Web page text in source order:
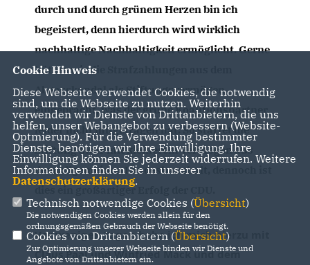
durch und durch grünem Herzen bin ich
begeistert, denn hierdurch wird wirklich
nachhaltige Nachhaltigkeit ermöglicht. Gerne
hätten wir die Strafzahlungen aus dem
Abgasskandal als Stiftungsvermögen
eingebracht, was der grüne Koalitionspartner
leider nicht mitgetragen hat. So startet die
Stiftung zwar mit kleinerem Vermögen aus
dem allgemeinen Landeshaushalt, dennoch ist
dies ein großartiger Erfolg der CDU.
Vor wenigen Tagen habe ich mich hierzu mit
Claus Paal und Winfried Mack und dem
Cookie Hinweis
Diese Webseite verwendet Cookies, die notwendig
sind, um die Webseite zu nutzen. Weiterhin
verwenden wir Dienste von Drittanbietern, die uns
helfen, unser Webangebot zu verbessern (Website-
Optmierung). Für die Verwendung bestimmter
Dienste, benötigen wir Ihre Einwilligung. Ihre
Einwilligung können Sie jederzeit widerrufen. Weitere
Informationen finden Sie in unserer
Datenschutzerklärung.
Technisch notwendige Cookies (Übersicht)
Die notwendigen Cookies werden allein für den
ordnungsgemäßen Gebrauch der Webseite benötigt.
Cookies von Drittanbietern (Übersicht)
Zur Optimierung unserer Webseite binden wir Dienste und
Angebote von Drittanbietern ein.